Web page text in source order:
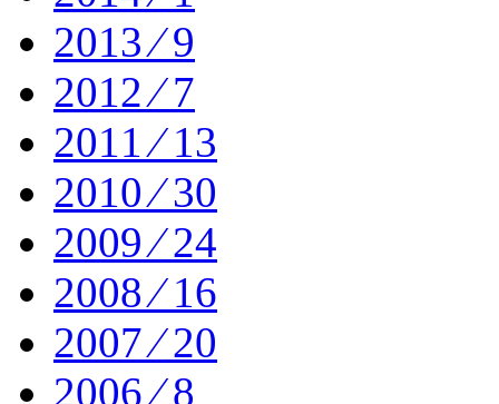
2013 ⁄ 9
2012 ⁄ 7
2011 ⁄ 13
2010 ⁄ 30
2009 ⁄ 24
2008 ⁄ 16
2007 ⁄ 20
2006 ⁄ 8